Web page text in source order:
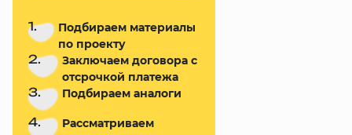
1.
Подбираем материалы
по проекту
2.
Заключаем договора с
отсрочкой платежа
3. Подбираем аналоги
4.
Рассматриваем